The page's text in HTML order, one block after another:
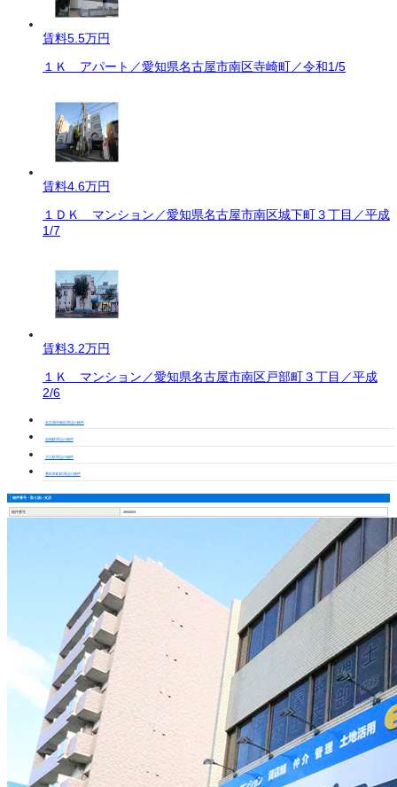
賃料5.5万円
１Ｋ アパート／愛知県名古屋市南区寺崎町／令和1/5
賃料4.6万円
１ＤＫ マンション／愛知県名古屋市南区城下町３丁目／平成
1/7
賃料3.2万円
１Ｋ マンション／愛知県名古屋市南区戸部町３丁目／平成
2/6
名古屋市南区周辺の物件
道徳駅周辺の物件
大江駅周辺の物件
豊田本町駅周辺の物件
物件番号・取り扱い支店
物件番号 4850659